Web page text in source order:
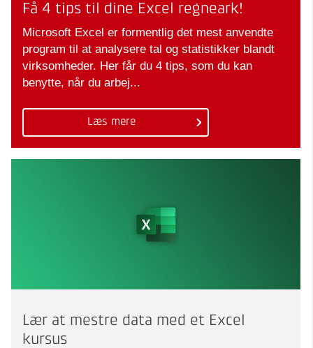
Få 4 tips til dine Excel regneark!
Microsoft Excel er formentlig det mest anvendte
program til at analysere tal og statistikker blandt
virksomheder. Her får du 4 tips, som du kan
benytte, når du arbej...
Læs mere
Lær at mestre data med et Excel
kursus